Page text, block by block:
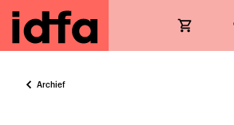
Archief